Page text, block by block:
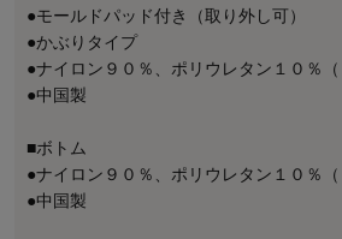
●モールドパッド付き（取り外し可）
●かぶりタイプ
●ナイロン９０％、ポリウレタン１０％（
●中国製
■ボトム
●ナイロン９０％、ポリウレタン１０％（
●中国製